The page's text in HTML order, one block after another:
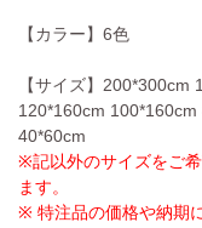
【カラー】6色
【サイズ】
120*160cm
40*60cm
※記以外のサイズをご
ます。
※ 特注品の価格や納期